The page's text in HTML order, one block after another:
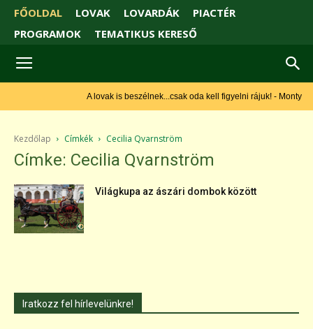
FŐOLDAL LOVAK LOVARDÁK
PIACTÉR
PROGRAMOK
TEMATIKUS KERESŐ
A lovak is beszélnek...csak oda kell figyelni rájuk! - Monty Roberts
Kezdőlap Címkék Cecilia Qvarnström
Címke: Cecilia Qvarnström
Világkupa az ászári dombok között
Iratkozz fel hírlevelünkre!